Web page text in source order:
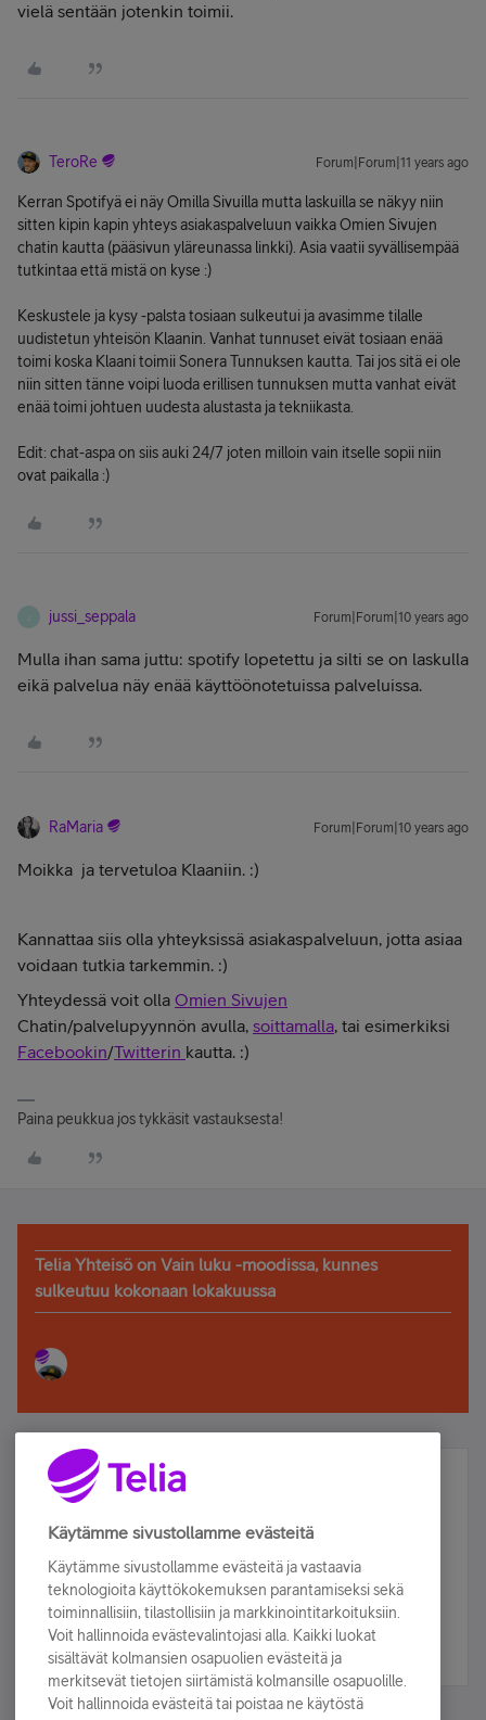
vielä sentään jotenkin toimii.
TeroRe Forum|Forum|11 years ago
Kerran Spotifyä ei näy Omilla Sivuilla mutta laskuilla se näkyy niin
sitten kipin kapin yhteys asiakaspalveluun vaikka Omien Sivujen
chatin kautta (pääsivun yläreunassa linkki). Asia vaatii syvällisempää
tutkintaa että mistä on kyse :)
Keskustele ja kysy -palsta tosiaan sulkeutui ja avasimme tilalle
uudistetun yhteisön Klaanin. Vanhat tunnuset eivät tosiaan enää
toimi koska Klaani toimii Sonera Tunnuksen kautta. Tai jos sitä ei ole
niin sitten tänne voipi luoda erillisen tunnuksen mutta vanhat eivät
enää toimi johtuen uudesta alustasta ja tekniikasta.
Edit: chat-aspa on siis auki 24/7 joten milloin vain itselle sopii niin
ovat paikalla :)
jussi_seppala Forum|Forum|10 years ago
Mulla ihan sama juttu: spotify lopetettu ja silti se on laskulla
eikä palvelua näy enää käyttöönotetuissa palveluissa.
RaMaria Forum|Forum|10 years ago
Moikka ja tervetuloa Klaaniin. :)
Kannattaa siis olla yhteyksissä asiakaspalveluun, jotta asiaa
voidaan tutkia tarkemmin. :)
Yhteydessä voit olla Omien Sivujen
Chatin/palvelupyynnön avulla, soittamalla, tai esimerkiksi
Facebookin/Twitterin kautta. :)
Paina peukkua jos tykkäsit vastauksesta!
Telia Yhteisö on Vain luku -moodissa, kunnes
sulkeutuu kokonaan lokakuussa
Älä jää paitsi – osallistu ja voita!
Tilaa Telian uutiskirje ja olet mukana arvonnassa.
sähköpostiisi.
Tilaa nyt
Käytämme sivustollamme evästeitä
Käytämme sivustollamme evästeitä ja vastaavia
teknologioita käyttökokemuksen parantamiseksi sekä
toiminnallisiin, tilastollisiin ja markkinointitarkoituksiin.
Voit hallinnoida evästevalintojasi alla. Kaikki luokat
sisältävät kolmansien osapuolien evästeitä ja
merkitsevät tietojen siirtämistä kolmansille osapuolille.
Voit hallinnoida evästeitä tai poistaa ne käytöstä